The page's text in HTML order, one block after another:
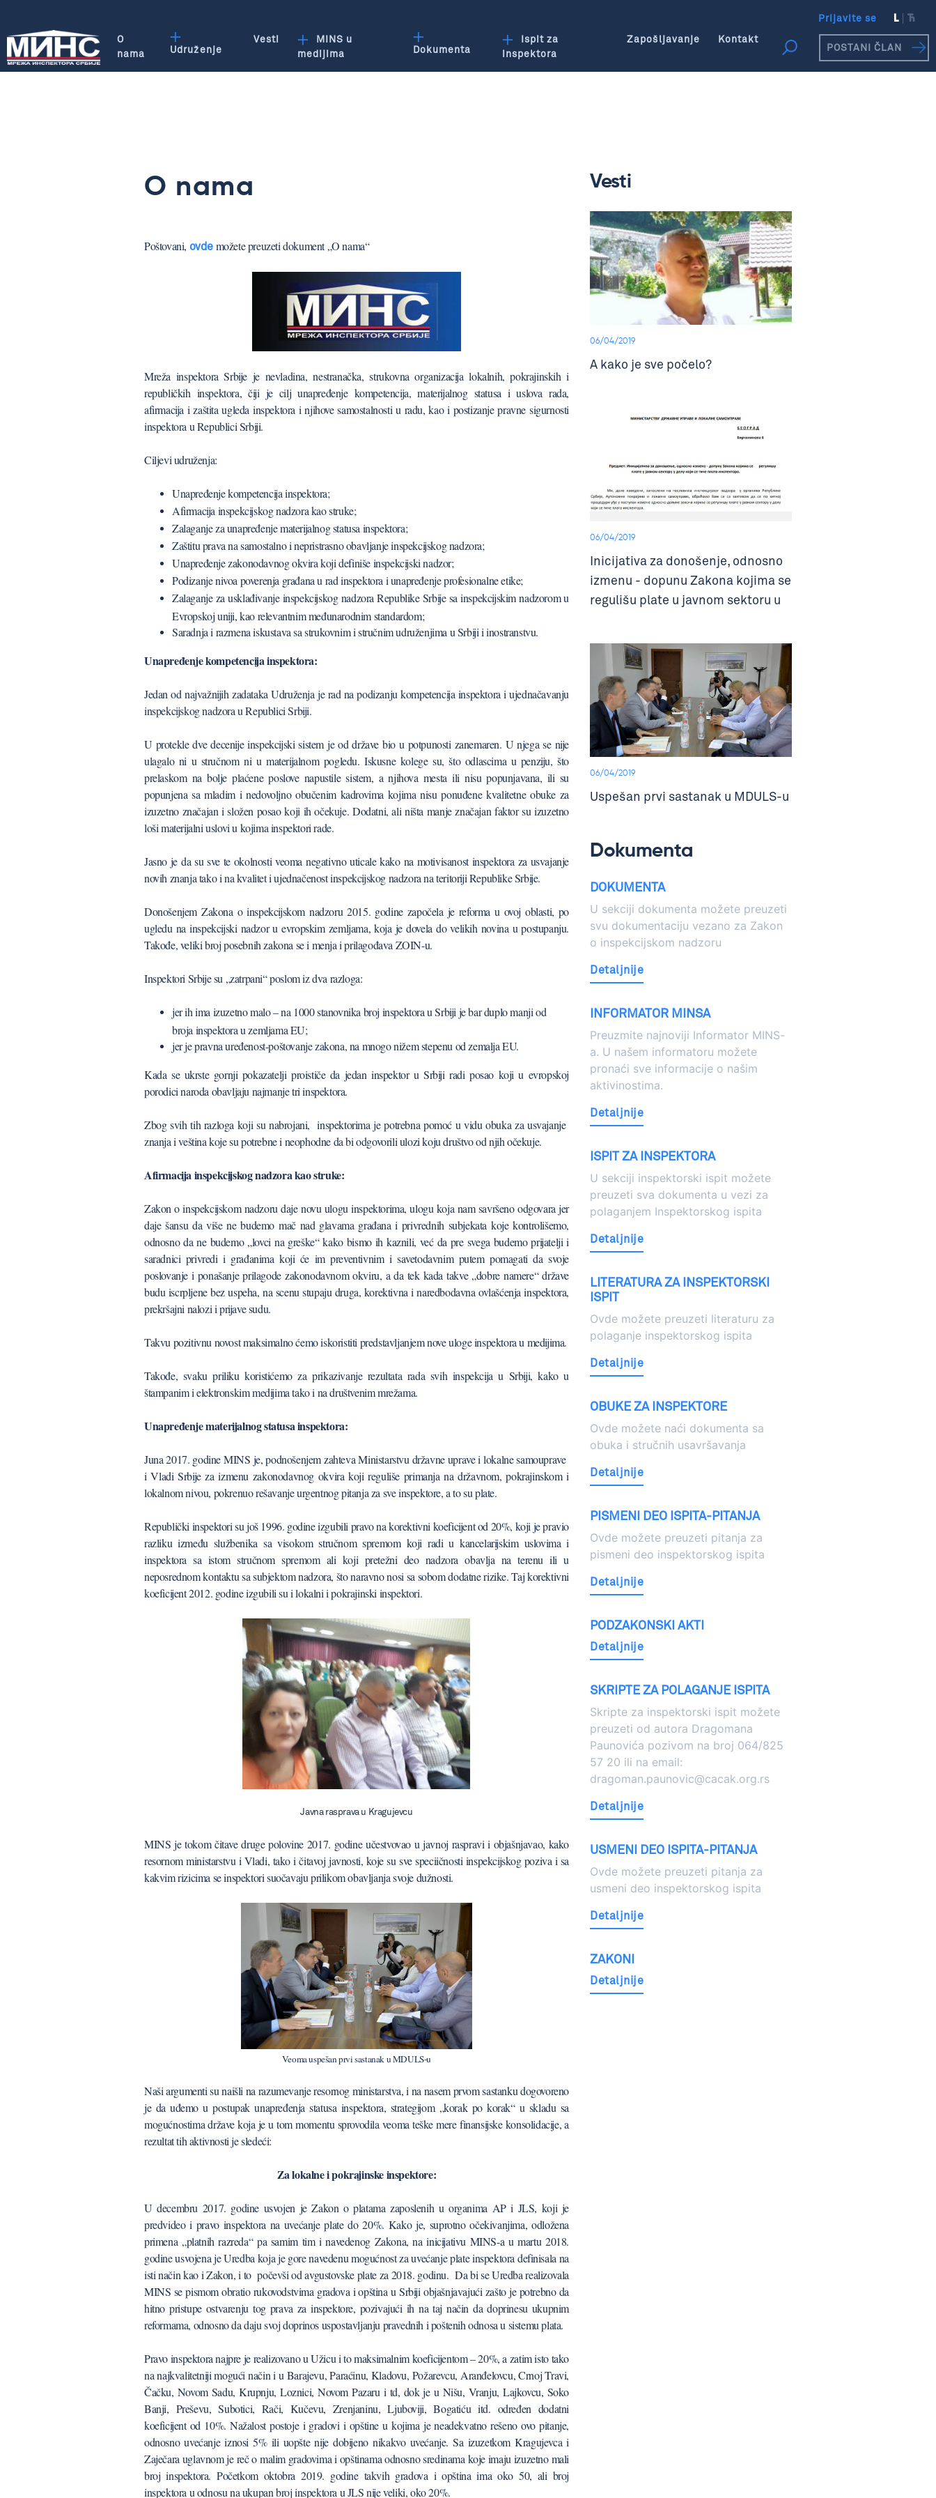
Prijavite se L Ћ
O
nama
Udruženje
Vesti
MINS u
medijima
Dokumenta
Ispit za
inspektora
Zapošljavanje Kontakt
POSTANI ČLAN
O nama
Poštovani, ovde možete preuzeti dokument „O nama“
Mreža inspektora Srbije je nevladina, nestranačka, strukovna organizacija lokalnih, pokrajinskih i
republičkih inspektora, čiji je cilj unapređenje kompetencija, materijalnog statusa i uslova rada,
afirmacija i zaštita ugleda inspektora i njihove samostalnosti u radu, kao i postizanje pravne sigurnosti
inspektora u Republici Srbiji.
Ciljevi udruženja:
Unapređenje kompetencija inspektora;
Afirmacija inspekcijskog nadzora kao struke;
Zalaganje za unapređenje materijalnog statusa inspektora;
Zaštitu prava na samostalno i nepristrasno obavljanje inspekcijskog nadzora;
Unapređenje zakonodavnog okvira koji definiše inspekcijski nadzor;
Podizanje nivoa poverenja građana u rad inspektora i unapređenje profesionalne etike;
Zalaganje za usklađivanje inspekcijskog nadzora Republike Srbije sa inspekcijskim nadzorom u
Evropskoj uniji, kao relevantnim međunarodnim standardom;
Saradnja i razmena iskustava sa strukovnim i stručnim udruženjima u Srbiji i inostranstvu.
Unapređenje kompetencija inspektora:
Jedan od najvažnijih zadataka Udruženja je rad na podizanju kompetencija inspektora i ujednačavanju
inspekcijskog nadzora u Republici Srbiji.
U protekle dve decenije inspekcijski sistem je od države bio u potpunosti zanemaren. U njega se nije
ulagalo ni u stručnom ni u materijalnom pogledu. Iskusne kolege su, što odlascima u penziju, što
prelaskom na bolje plaćene poslove napustile sistem, a njihova mesta ili nisu popunjavana, ili su
popunjena sa mladim i nedovoljno obučenim kadrovima kojima nisu ponuđene kvalitetne obuke za
izuzetno značajan i složen posao koji ih očekuje. Dodatni, ali ništa manje značajan faktor su izuzetno
loši materijalni uslovi u kojima inspektori rade.
Jasno je da su sve te okolnosti veoma negativno uticale kako na motivisanost inspektora za usvajanje
novih znanja tako i na kvalitet i ujednačenost inspekcijskog nadzora na teritoriji Republike Srbije.
Donošenjem Zakona o inspekcijskom nadzoru 2015. godine započela je reforma u ovoj oblasti, po
ugledu na inspekcijski nadzor u evropskim zemljama, koja je dovela do velikih novina u postupanju.
Takođe, veliki broj posebnih zakona se i menja i prilagođava ZOIN-u.
Inspektori Srbije su „zatrpani“ poslom iz dva razloga:
jer ih ima izuzetno malo – na 1000 stanovnika broj inspektora u Srbiji je bar duplo manji od
broja inspektora u zemljama EU;
jer je pravna uređenost-poštovanje zakona, na mnogo nižem stepenu od zemalja EU.
Kada se ukrste gornji pokazatelji proističe da jedan inspektor u Srbiji radi posao koji u evropskoj
porodici naroda obavljaju najmanje tri inspektora.
Zbog svih tih razloga koji su nabrojani, inspektorima je potrebna pomoć u vidu obuka za usvajanje
znanja i veština koje su potrebne i neophodne da bi odgovorili ulozi koju društvo od njih očekuje.
Afirmacija inspekcijskog nadzora kao struke:
Zakon o inspekcijskom nadzoru daje novu ulogu inspektorima, ulogu koja nam savršeno odgovara jer
daje šansu da više ne budemo mač nad glavama građana i privrednih subjekata koje kontrolišemo,
odnosno da ne budemo „lovci na greške“ kako bismo ih kaznili, već da pre svega budemo prijatelji i
saradnici privredi i građanima koji će im preventivnim i savetodavnim putem pomagati da svoje
poslovanje i ponašanje prilagode zakonodavnom okviru, a da tek kada takve „dobre namere“ države
budu iscrpljene bez uspeha, na scenu stupaju druga, korektivna i naredbodavna ovlašćenja inspektora,
prekršajni nalozi i prijave sudu.
Takvu pozitivnu novost maksimalno ćemo iskoristiti predstavljanjem nove uloge inspektora u medijima.
Takođe, svaku priliku koristićemo za prikazivanje rezultata rada svih inspekcija u Srbiji, kako u
štampanim i elektronskim medijima tako i na društvenim mrežama.
Unapređenje materijalnog statusa inspektora:
Juna 2017. godine MINS je, podnošenjem zahteva Ministarstvu državne uprave i lokalne samouprave
i Vladi Srbije za izmenu zakonodavnog okvira koji reguliše primanja na državnom, pokrajinskom i
lokalnom nivou, pokrenuo rešavanje urgentnog pitanja za sve inspektore, a to su plate.
Republički inspektori su još 1996. godine izgubili pravo na korektivni koeficijent od 20%, koji je pravio
razliku između službenika sa visokom stručnom spremom koji radi u kancelarijskim uslovima i
inspektora sa istom stručnom spremom ali koji pretežni deo nadzora obavlja na terenu ili u
neposrednom kontaktu sa subjektom nadzora, što naravno nosi sa sobom dodatne rizike. Taj korektivni
koeficijent 2012. godine izgubili su i lokalni i pokrajinski inspektori.
Javna rasprava u Kragujevcu
MINS je tokom čitave druge polovine 2017. godine učestvovao u javnoj raspravi i objašnjavao, kako
resornom ministarstvu i Vladi, tako i čitavoj javnosti, koje su sve speciičnosti inspekcijskog poziva i sa
kakvim rizicima se inspektori suočavaju prilikom obavljanja svoje dužnosti.
Veoma uspešan prvi sastanak u MDULS-u
Naši argumenti su naišli na razumevanje resornog ministarstva, i na nasem prvom sastanku dogovoreno
je da uđemo u postupak unapređenja statusa inspektora, strategijom „korak po korak“ u skladu sa
mogućnostima države koja je u tom momentu sprovodila veoma teške mere finansijske konsolidacije, a
rezultat tih aktivnosti je sledeći:
Za lokalne i pokrajinske inspektore:
U decembru 2017. godine usvojen je Zakon o platama zaposlenih u organima AP i JLS, koji je
predvideo i pravo inspektora na uvećanje plate do 20%. Kako je, suprotno očekivanjima, odložena
primena „platnih razreda“ pa samim tim i navedenog Zakona, na inicijativu MINS-a u martu 2018.
godine usvojena je Uredba koja je gore navedenu mogućnost za uvećanje plate inspektora definisala na
isti način kao i Zakon, i to počevši od avgustovske plate za 2018. godinu. Da bi se Uredba realizovala
MINS se pismom obratio rukovodstvima gradova i opština u Srbiji objašnjavajući zašto je potrebno da
hitno pristupe ostvarenju tog prava za inspektore, pozivajući ih na taj način da doprinesu ukupnim
reformama, odnosno da daju svoj doprinos uspostavljanju pravednih i poštenih odnosa u sistemu plata.
Pravo inspektora najpre je realizovano u Užicu i to maksimalnim koeficijentom – 20%, a zatim isto tako
na najkvalitetniji mogući način i u Barajevu, Paraćinu, Kladovu, Požarevcu, Aranđelovcu, Crnoj Travi,
Čačku, Novom Sadu, Krupnju, Loznici, Novom Pazaru i td, dok je u Nišu, Vranju, Lajkovcu, Soko
Banji, Preševu, Subotici, Rači, Kučevu, Zrenjaninu, Ljuboviji, Bogatiću itd. određen dodatni
koeficijent od 10%. Nažalost postoje i gradovi i opštine u kojima je neadekvatno rešeno ovo pitanje,
odnosno uvećanje iznosi 5% ili uopšte nije dobijeno nikakvo uvećanje. Sa izuzetkom Kragujevca i
Zaječara uglavnom je reč o malim gradovima i opštinama odnosno sredinama koje imaju izuzetno mali
broj inspektora. Početkom oktobra 2019. godine takvih gradova i opština ima oko 50, ali broj
inspektora u odnosu na ukupan broj inspektora u JLS nije veliki, oko 20%.
Vesti
06/04/2019
A kako je sve počelo?
06/04/2019
Inicijativa za donošenje, odnosno
izmenu - dopunu Zakona kojima se
regulišu plate u javnom sektoru u
06/04/2019
Uspešan prvi sastanak u MDULS-u
Dokumenta
DOKUMENTA
U sekciji dokumenta možete preuzeti
svu dokumentaciju vezano za Zakon
o inspekcijskom nadzoru
Detaljnije
INFORMATOR MINSA
Preuzmite najnoviji Informator MINS-
a. U našem informatoru možete
pronaći sve informacije o našim
aktivinostima.
Detaljnije
ISPIT ZA INSPEKTORA
U sekciji inspektorski ispit možete
preuzeti sva dokumenta u vezi za
polaganjem Inspektorskog ispita
Detaljnije
LITERATURA ZA INSPEKTORSKI
ISPIT
Ovde možete preuzeti literaturu za
polaganje inspektorskog ispita
Detaljnije
OBUKE ZA INSPEKTORE
Ovde možete naći dokumenta sa
obuka i stručnih usavršavanja
Detaljnije
PISMENI DEO ISPITA-PITANJA
Ovde možete preuzeti pitanja za
pismeni deo inspektorskog ispita
Detaljnije
PODZAKONSKI AKTI
Detaljnije
SKRIPTE ZA POLAGANJE ISPITA
Skripte za inspektorski ispit možete
preuzeti od autora Dragomana
Paunovića pozivom na broj 064/825
57 20 ili na email:
dragoman.paunovic@cacak.org.rs
Detaljnije
USMENI DEO ISPITA-PITANJA
Ovde možete preuzeti pitanja za
usmeni deo inspektorskog ispita
Detaljnije
ZAKONI
Detaljnije